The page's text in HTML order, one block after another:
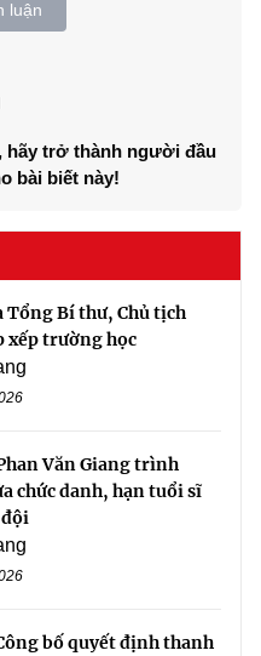
luận
hãy trở thành người đầu
bài biết này!
Tổng Bí thư, Chủ tịch
xếp trường học
Văn Giang trình
chức danh, hạn tuổi sĩ
bố quyết định thanh